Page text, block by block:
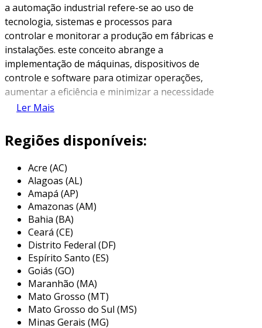
a automação industrial refere-se ao uso de
tecnologia, sistemas e processos para
controlar e monitorar a produção em fábricas e
instalações. este conceito abrange a
implementação de máquinas, dispositivos de
controle e software para otimizar operações,
aumentar a eficiência e minimizar a necessidade
de intervenção humana em processos
controles simples, como interruptores
automáticos, até sistemas complexos que
utilizam robôs e inteligência artificial.
uma das principais motivações para a adoção
da automação industrial é a melhoria da
produtividade. com a automação, as fábricas
podem operar 24 horas por dia, 7 dias por
semana, reduzindo o tempo de inatividade e
permitindo um aumento significativo na
produção. além disso, a automação melhora a
precisão e a qualidade dos produtos,
diminuindo os erros decorrentes do trabalho
humano e assegurando um padrão
Ler Mais
Regiões disponíveis:
Acre (AC)
Alagoas (AL)
Amapá (AP)
Amazonas (AM)
Bahia (BA)
Ceará (CE)
Distrito Federal (DF)
Espírito Santo (ES)
Goiás (GO)
Maranhão (MA)
Mato Grosso (MT)
Mato Grosso do Sul (MS)
Minas Gerais (MG)